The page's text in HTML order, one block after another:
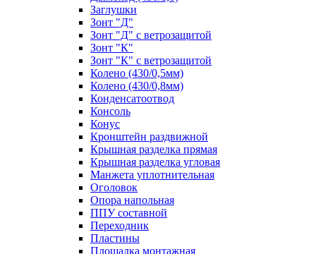
Заглушки
Зонт "Д"
Зонт "Д" с ветрозащитой
Зонт "К"
Зонт "К" с ветрозащитой
Колено (430/0,5мм)
Колено (430/0,8мм)
Конденсатоотвод
Консоль
Конус
Кронштейн раздвижной
Крышная разделка прямая
Крышная разделка угловая
Манжета уплотнительная
Оголовок
Опора напольная
ППУ составной
Переходник
Пластины
Площадка монтажная